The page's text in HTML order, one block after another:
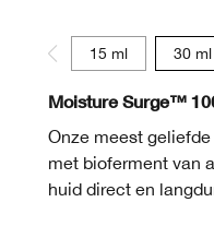
15 ml 30 ml
Moisture Surge™
Onze meest
met bioferment van
huid direct en